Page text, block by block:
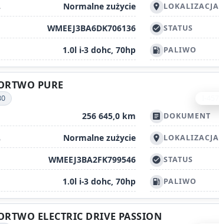
Normalne zużycie location_on LOKALIZACJA
WMEEJ3BA6DK706136 check_circle STATUS
1.0l i-3 dohc, 70hp local_gas_station PALIWO
PURE
256 645,0 km article DOKUMENT
Normalne zużycie location_on LOKALIZACJA
WMEEJ3BA2FK799546 check_circle STATUS
1.0l i-3 dohc, 70hp local_gas_station PALIWO
ELECTRIC DRIVE PASSION